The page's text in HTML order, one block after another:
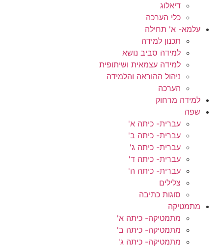
דיאלוג
כלי הערכה
עלמא- א' תחילה
תכנון למידה
למידה סביב נושא
למידה עצמאית ושיתופית
ניהול ההוראה והלמידה
הערכה
למידה מרחוק
שפה
עברית- כיתה א'
עברית- כיתה ב'
עברית- כיתה ג'
עברית- כיתה ד'
עברית- כיתה ה'
צלילים
סוגות כתיבה
מתמטיקה
מתמטיקה- כיתה א'
מתמטיקה- כיתה ב'
מתמטיקה- כיתה ג'